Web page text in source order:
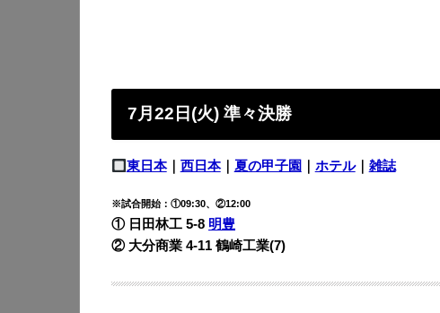
7月22日(火) 準々決勝
東日本｜ 西日本｜ 夏の甲子園 ホテル｜ 雑誌
※試合開始：①09:30、②12:00
① 日田林工 5-8 明豊
② 大分商業 4-11 鶴崎工業(7)